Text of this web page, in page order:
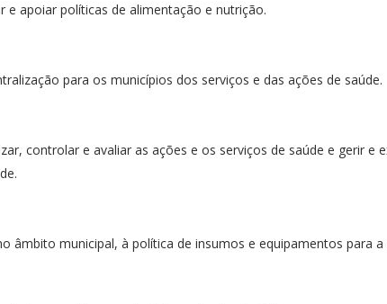
e apoiar políticas de alimentação e nutrição.
para os municípios dos serviços e das ações de saúde.
controlar e avaliar as ações e os serviços de saúde e gerir e
âmbito municipal, à política de insumos e equipamentos para a